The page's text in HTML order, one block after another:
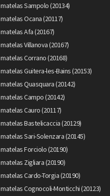
matelas Sampolo (20134)
matelas Ocana (20117)
matelas Afa (20167)
matelas Villanova (20167)
matelas Corrano (20168)
matelas Guitera-les-Bains (20153)
matelas Quasquara (20142)
matelas Campo (20142)
matelas Cauro (20117)
matelas Bastelicaccia (20129)
matelas Sari-Solenzara (20145)
matelas Forciolo (20190)
matelas Zigliara (20190)
matelas Cardo-Torgia (20190)
matelas Cognocoli-Monticchi (20123)